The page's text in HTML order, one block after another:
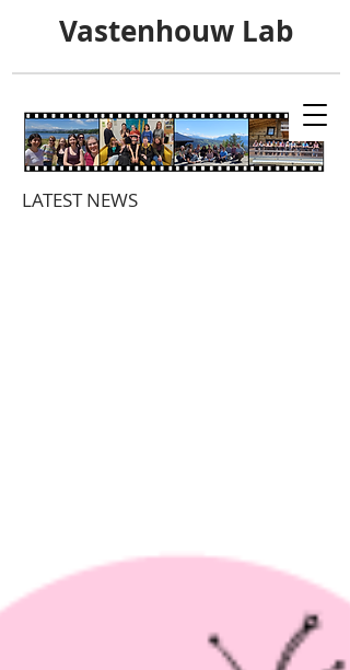
Vastenhouw Lab
LATEST NEWS